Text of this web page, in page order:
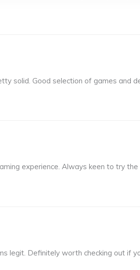
solid. Good selection of games and
experience. Always keen to try
legit. Definitely worth checking out if